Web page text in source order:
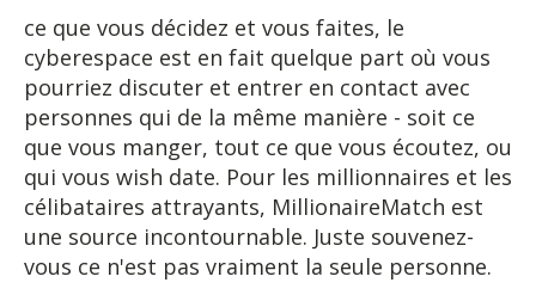
ce que vous décidez et vous faites, le
cyberespace est en fait quelque part où vous
pourriez discuter et entrer en contact avec
personnes qui de la même manière - soit ce
que vous manger, tout ce que vous écoutez, ou
qui vous wish date. Pour les millionnaires et les
célibataires attrayants, MillionaireMatch est
une source incontournable. Juste souvenez-
vous ce n'est pas vraiment la seule personne.